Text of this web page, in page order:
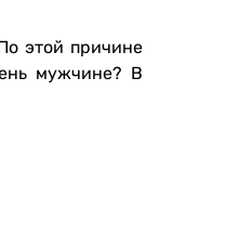
этой причине
мужчине? В